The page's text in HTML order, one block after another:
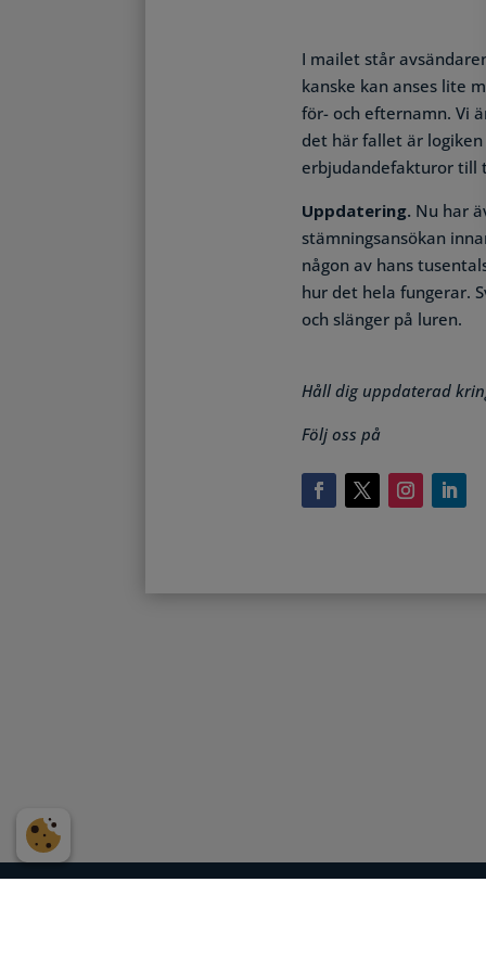
I mailet står
kanske kan anses lite
för- och efternamn. Vi
det här fallet är
erbjudandefakturor till
Uppdatering. Nu har
stämningsansökan
någon av hans
hur det hela fungerar.
och slänger på luren.
Håll dig uppdaterad
Följ oss på